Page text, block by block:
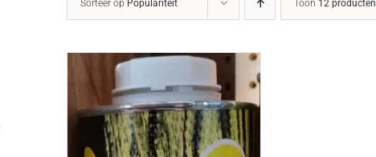
Sorteer op Populariteit Toon 12 producten